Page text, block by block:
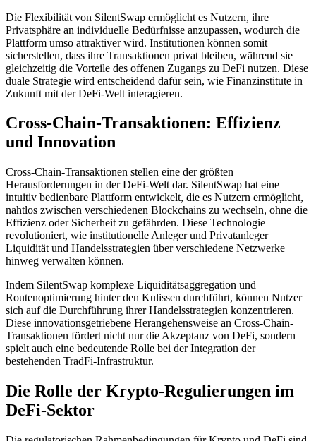
Die Flexibilität von SilentSwap ermöglicht es Nutzern, ihre
Privatsphäre an individuelle Bedürfnisse anzupassen, wodurch die
Plattform umso attraktiver wird. Institutionen können somit
sicherstellen, dass ihre Transaktionen privat bleiben, während sie
gleichzeitig die Vorteile des offenen Zugangs zu DeFi nutzen. Diese
duale Strategie wird entscheidend dafür sein, wie Finanzinstitute in
Zukunft mit der DeFi-Welt interagieren.
Cross-Chain-Transaktionen: Effizienz
und Innovation
Cross-Chain-Transaktionen stellen eine der größten
Herausforderungen in der DeFi-Welt dar. SilentSwap hat eine
intuitiv bedienbare Plattform entwickelt, die es Nutzern ermöglicht,
nahtlos zwischen verschiedenen Blockchains zu wechseln, ohne die
Effizienz oder Sicherheit zu gefährden. Diese Technologie
revolutioniert, wie institutionelle Anleger und Privatanleger
Liquidität und Handelsstrategien über verschiedene Netzwerke
hinweg verwalten können.
Indem SilentSwap komplexe Liquiditätsaggregation und
Routenoptimierung hinter den Kulissen durchführt, können Nutzer
sich auf die Durchführung ihrer Handelsstrategien konzentrieren.
Diese innovationsgetriebene Herangehensweise an Cross-Chain-
Transaktionen fördert nicht nur die Akzeptanz von DeFi, sondern
spielt auch eine bedeutende Rolle bei der Integration der
bestehenden TradFi-Infrastruktur.
Die Rolle der Krypto-Regulierungen im
DeFi-Sektor